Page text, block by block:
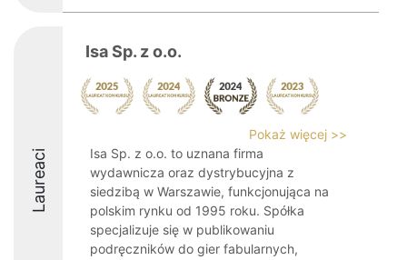
Laureaci
Isa Sp. z o.o.
Pokaż więcej >>
Isa Sp. z o.o. to uznana firma
wydawnicza oraz dystrybucyjna z
siedzibą w Warszawie, funkcjonująca na
polskim rynku od 1995 roku. Spółka
specjalizuje się w publikowaniu
podręczników do gier fabularnych,